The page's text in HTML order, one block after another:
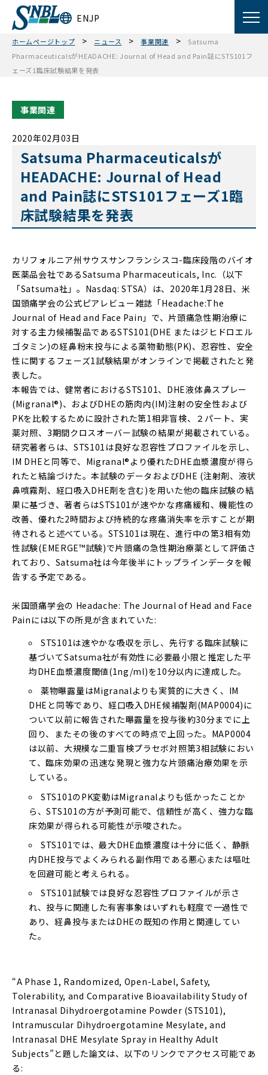
ENJP
ホームページトップ > ニュース > 事業関連 >
Satsuma
PharmaceuticalsがHEADACHE: Journal of Head and Pain誌にSTS101フ
ェーズ1臨床試験結果を発表
Satsuma Pharmaceuticalsが
HEADACHE: Journal of Head
and Pain誌にSTS101フェーズ1臨
床試験結果を発表
2020年02月03日
事業関連
カリフォルニア州サウスサンフランシスコ-臨床段階のバイオ
医薬品会社であるSatsuma Pharmaceuticals, Inc.（以下
「Satsuma社」。Nasdaq: STSA）は、2020年1月28日、米
国頭痛学会の公式ピアレビュー雑誌「Headache:The
Journal of Head and Face Pain」で、片頭痛急性期治療に
対する主力候補製品であるSTS101(DHE またはジヒドロエル
ゴタミン)の経鼻粉末投与による薬物動態(PK)、忍容性、安全
性に関するフェーズ1試験結果がオンラインで掲載されたと発
表した。
本報告では、健常者におけるSTS101、DHE液体鼻スプレー
(Migranal®)、およびDHEの筋肉内(IM)注射の安全性および
PKを比較するために設計された第1相非盲検、２パート、実
薬対照、3期間クロスオーバー試験の結果が掲載されている。
研究著者らは、STS101は良好な忍容性プロファイルを示し、
IM DHEと同等で、Migranal®より優れたDHE血漿濃度が得ら
れたと結論づけた。本試験のデータおよびDHE (注射剤、液状
鼻噴霧剤、経口吸入DHE剤を含む)を用いた他の臨床試験の結
果に基づき、著者らはSTS101が速やかな疼痛緩和、機能性の
改善、優れた2時間および持続的な疼痛消失率を示すことが期
待されると述べている。STS101は現在、進行中の第3相有効
性試験(EMERGE™試験)で片頭痛の急性期治療薬として評価さ
れており、Satsuma社は今年後半にトップラインデータを報
告する予定である。
米国頭痛学会の Headache: The Journal of Head and Face
Painには以下の所見が含まれていた:
STS101は速やかな吸収を示し、先行する臨床試験に
基づいてSatsuma社が有効性に必要最小限と推定した平
均DHE血漿濃度閾値(1ng/ml)を10分以内に達成した。
薬物曝露量はMigranalよりも実質的に大きく、IM
DHEと同等であり、経口吸入DHE候補製剤(MAP0004)に
ついて以前に報告された曝露量を投与後約30分までに上
回り、またその後のすべての時点で上回った。MAP0004
は以前、大規模な二重盲検プラセボ対照第3相試験におい
て、臨床効果の迅速な発現と強力な片頭痛治療効果を示
している。
STS101のPK変動はMigranalよりも低かったことか
ら、STS101の方が予測可能で、信頼性が高く、強力な臨
床効果が得られる可能性が示唆された。
STS101では、最大DHE血漿濃度は十分に低く、静脈
内DHE投与でよくみられる副作用である悪心または嘔吐
を回避可能と考えられる。
STS101試験では良好な忍容性プロファイルが示さ
れ、投与に関連した有害事象はいずれも軽度で一過性で
あり、経鼻投与またはDHEの既知の作用と関連してい
た。
“A Phase 1, Randomized, Open-Label, Safety,
Tolerability, and Comparative Bioavailability Study of
Intranasal Dihydroergotamine Powder (STS101),
Intramuscular Dihydroergotamine Mesylate, and
Intranasal DHE Mesylate Spray in Healthy Adult
Subjects”と題した論文は、以下のリンクでアクセス可能であ
る: